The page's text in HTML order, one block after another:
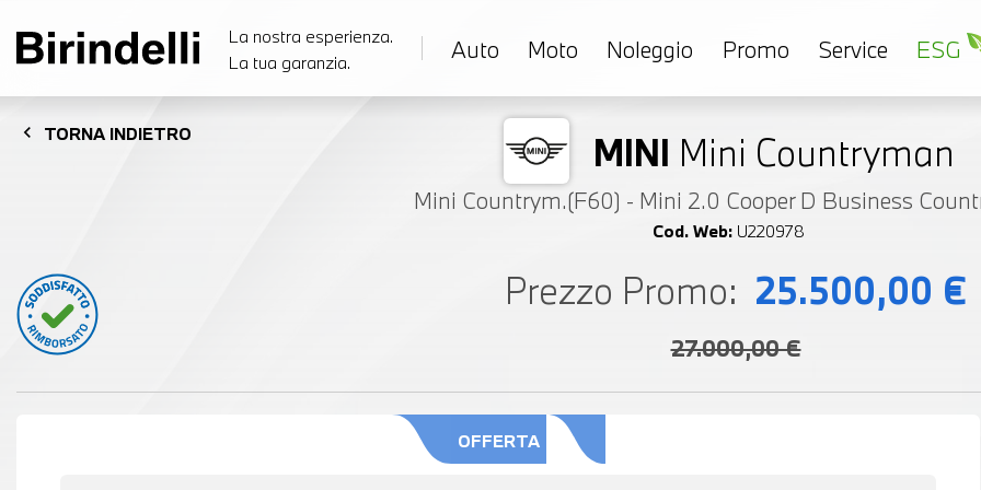
La nostra esperienza.
La tua garanzia.
Auto Moto Noleggio Promo Service ESG
chevron_left TORNA INDIETRO MINI Mini Countryman
Mini Countrym.(F60) - Mini 2.0 Cooper D Business
Cod. Web: U220978
Prezzo Promo: 25.500,00 €
27.000,00 €
OFFERTA